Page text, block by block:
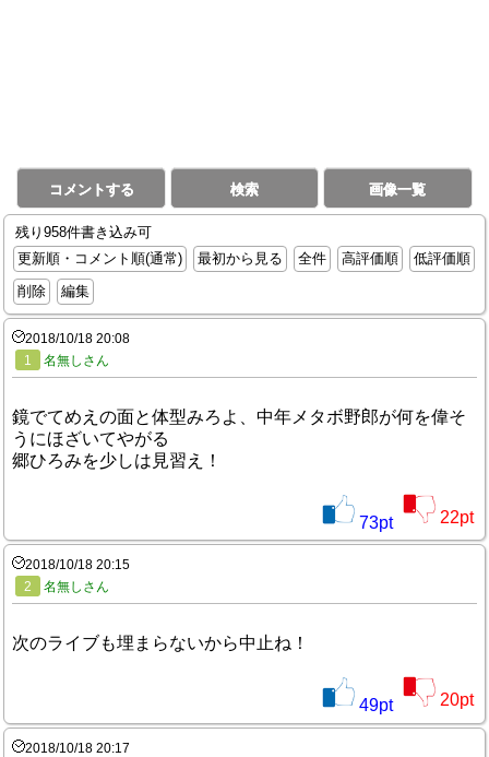
コメントする 検索 画像一覧
残り958件書き込み可
更新順・コメント順(通常)
最初から見る 全件 高評価順
低評価順
削除
編集
2018/10/18 20:08
1
名無しさん
鏡でてめえの面と体型みろよ、中年メタボ野郎が何を偉そ
うにほざいてやがる
郷ひろみを少しは見習え！
73pt 22pt
2018/10/18 20:15
2
名無しさん
次のライブも埋まらないから中止ね！
49pt 20pt
2018/10/18 20:17